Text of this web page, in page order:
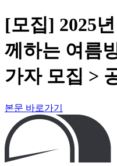
[모집] 2025
께하는 여름
가자 모집 >
본문 바로가기